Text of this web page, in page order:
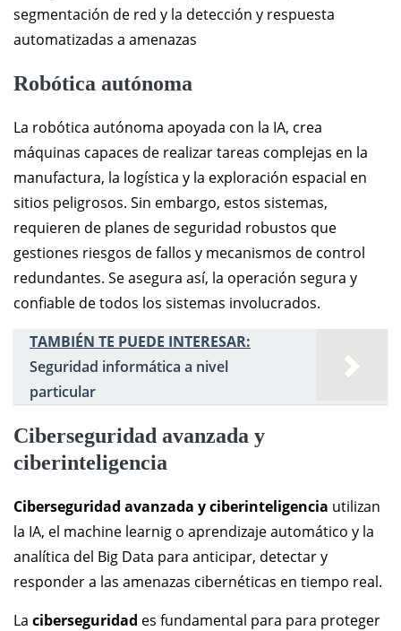
segmentación de red y la detección y respuesta
automatizadas a amenazas
Robótica autónoma
La robótica autónoma apoyada con la IA, crea
máquinas capaces de realizar tareas complejas en la
manufactura, la logística y la exploración espacial en
sitios peligrosos. Sin embargo, estos sistemas,
requieren de planes de seguridad robustos que
gestiones riesgos de fallos y mecanismos de control
redundantes. Se asegura así, la operación segura y
confiable de todos los sistemas involucrados.
TAMBIÉN TE PUEDE INTERESAR:
Seguridad informática a nivel
particular
Ciberseguridad avanzada y
ciberinteligencia
Ciberseguridad avanzada y ciberinteligencia utilizan
la IA, el machine learnig o aprendizaje automático y la
analítica del Big Data para anticipar, detectar y
responder a las amenazas cibernéticas en tiempo real.
La ciberseguridad es fundamental para para proteger